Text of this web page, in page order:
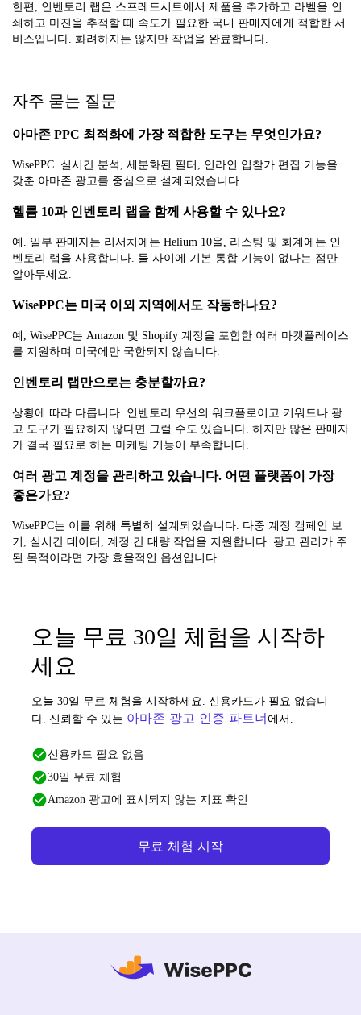
한편, 인벤토리 랩은 스프레드시트에서 제품을 추가하고 라벨을 인
쇄하고 마진을 추적할 때 속도가 필요한 국내 판매자에게 적합한 서
비스입니다. 화려하지는 않지만 작업을 완료합니다.
자주 묻는 질문
아마존 PPC 최적화에 가장 적합한 도구는 무엇인가요?
WisePPC. 실시간 분석, 세분화된 필터, 인라인 입찰가 편집 기능을
갖춘 아마존 광고를 중심으로 설계되었습니다.
헬륨 10과 인벤토리 랩을 함께 사용할 수 있나요?
예. 일부 판매자는 리서치에는 Helium 10을, 리스팅 및 회계에는 인
벤토리 랩을 사용합니다. 둘 사이에 기본 통합 기능이 없다는 점만
알아두세요.
WisePPC는 미국 이외 지역에서도 작동하나요?
예, WisePPC는 Amazon 및 Shopify 계정을 포함한 여러 마켓플레이스
를 지원하며 미국에만 국한되지 않습니다.
인벤토리 랩만으로는 충분할까요?
상황에 따라 다릅니다. 인벤토리 우선의 워크플로이고 키워드나 광
고 도구가 필요하지 않다면 그럴 수도 있습니다. 하지만 많은 판매자
가 결국 필요로 하는 마케팅 기능이 부족합니다.
여러 광고 계정을 관리하고 있습니다. 어떤 플랫폼이 가장
좋은가요?
WisePPC는 이를 위해 특별히 설계되었습니다. 다중 계정 캠페인 보
기, 실시간 데이터, 계정 간 대량 작업을 지원합니다. 광고 관리가 주
된 목적이라면 가장 효율적인 옵션입니다.
오늘 무료 30일 체험을 시작하
세요
오늘 30일 무료 체험을 시작하세요. 신용카드가 필요 없습니
다. 신뢰할 수 있는 아마존 광고 인증 파트너에서.
신용카드 필요 없음
30일 무료 체험
Amazon 광고에 표시되지 않는 지표 확인
무료 체험 시작